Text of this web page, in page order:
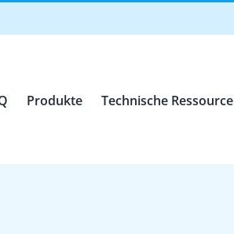
Produkte Technische Ressource